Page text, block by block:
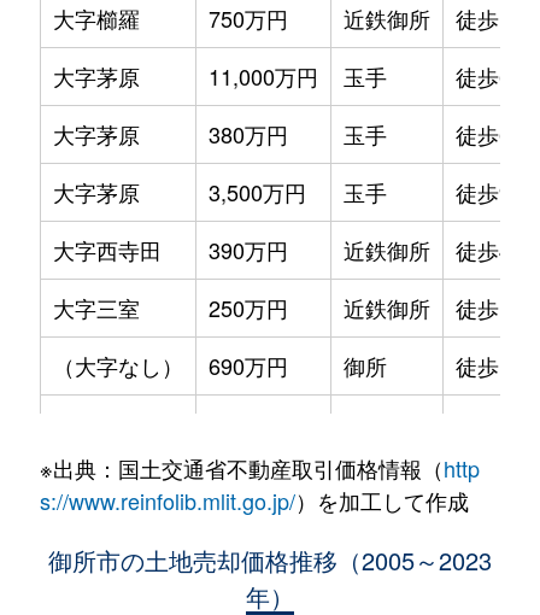
大字櫛羅
750万円 近鉄御所
徒歩13
大字茅原
11,000万円 玉手
徒歩6分
大字茅原
380万円 玉手
徒歩6分
大字茅原
3,500万円 玉手
徒歩9分
大字西寺田
390万円 近鉄御所
徒歩45
大字三室
250万円 近鉄御所
徒歩11
（大字なし）
690万円 御所
徒歩13
（大字なし）
630万円 玉手
徒歩10
※出典：国土交通省不動産取引価格情報（http
s://www.reinfolib.mlit.go.jp/）を加工して作成
御所市の土地売却価格推移（2005～2023
年）